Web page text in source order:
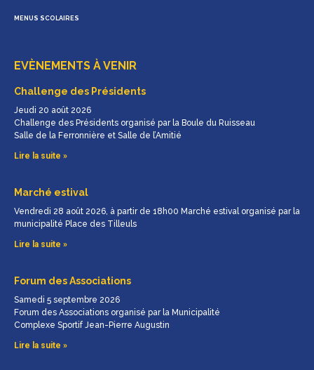
MENUS SCOLAIRES
EVÈNEMENTS À VENIR
Challenge des Présidents
Jeudi 20 août 2026
Challenge des Présidents organisé par la Boule du Ruisseau
Salle de la Ferronnière et Salle de l’Amitié
Lire la suite »
Marché estival
Vendredi 28 août 2026, à partir de 18h00 Marché estival organisé par la
municipalité Place des Tilleuls
Lire la suite »
Forum des Associations
Samedi 5 septembre 2026
Forum des Associations organisé par la Municipalité
Complexe Sportif Jean-Pierre Augustin
Lire la suite »